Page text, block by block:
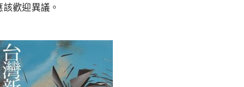
歡迎異議。